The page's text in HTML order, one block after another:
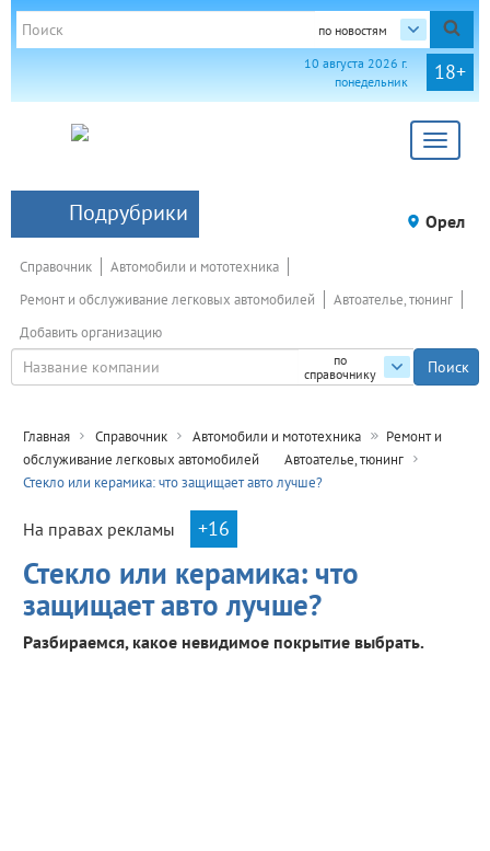
по новостям
18+
10 августа 2026 г.
понедельник
Toggle
Орел
по
справочнику
Справочник
Автомобили и мототехника
Ремонт и обслуживание легковых автомобилей
Автоателье, тюнинг
Добавить организацию
Главная Справочник Автомобили и мототехника
Ремонт и
обслуживание легковых автомобилей
Автоателье, тюнинг
Стекло или керамика: что защищает авто лучше?
На правах рекламы +16
Стекло или керамика: что
защищает авто лучше?
Разбираемся, какое невидимое покрытие выбрать.
Подрубрики